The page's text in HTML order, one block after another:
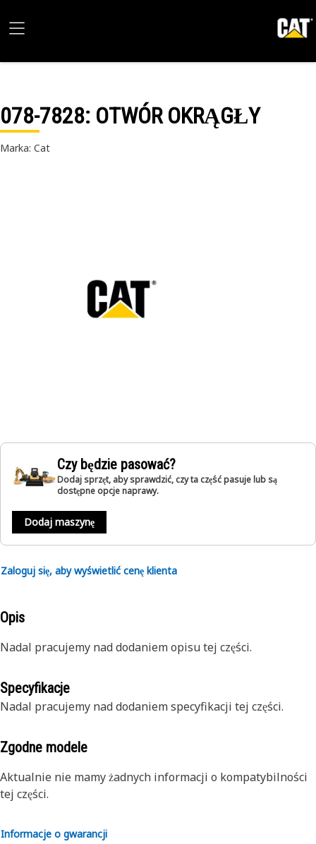
078-7828: OTWÓR OKRĄGŁY
Marka: Cat
Czy będzie pasować?
Dodaj sprzęt, aby sprawdzić, czy ta część pasuje lub są
dostępne opcje naprawy.
Dodaj maszynę
Zaloguj się, aby wyświetlić cenę klienta
Opis
Nadal pracujemy nad dodaniem opisu tej części.
Specyfikacje
Nadal pracujemy nad dodaniem specyfikacji tej części.
Zgodne modele
Aktualnie nie mamy żadnych informacji o kompatybilności
tej części.
Informacje o gwarancji